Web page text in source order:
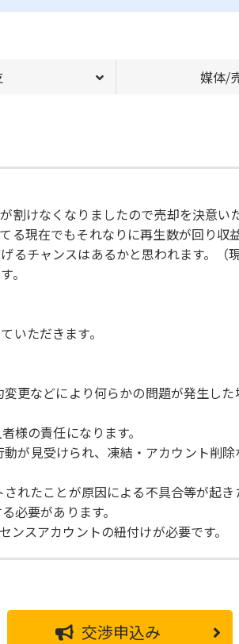
媒体/
けなくなりましたので売却を決意い
現在でもそれなりに再生数が回り収
チャンスはあるかと思われます。（
。
いただきます。
更などにより何らかの問題が発生し
様の責任になります。
が見受けられ、凍結・アカウント削
れたことが原因による不具合等が起
必要があります。
スアカウントの紐付けが必要です。
交渉申込み